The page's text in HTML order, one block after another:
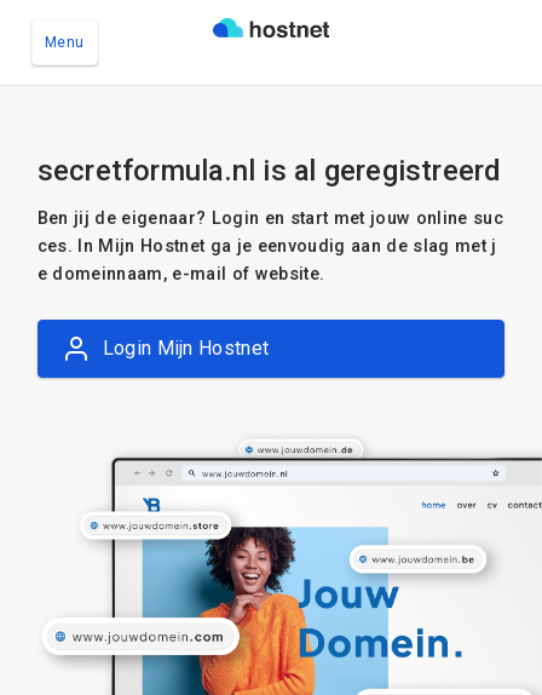
Menu
secretformula.nl is al geregistreerd
Ben jij de eigenaar? Login en start met jouw online suc
ces. In Mijn Hostnet ga je eenvoudig aan de slag met j
e domeinnaam, e-mail of website.
Login Mijn Hostnet